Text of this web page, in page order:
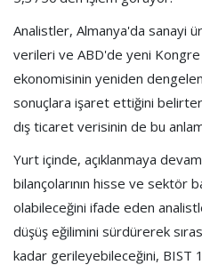
Analistler, Almanya'da sanayi
verileri ve ABD'de yeni Kongre
ekonomisinin yeniden
sonuçlara işaret ettiğini
dış ticaret verisinin de bu
Yurt içinde, açıklanmaya
bilançolarının hisse ve sektör
olabileceğini ifade eden
düşüş eğilimini sürdürerek
kadar gerileyebileceğini, BIST